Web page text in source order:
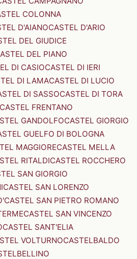
COLONNA
D'AIANOCASTEL D'ARIO
DEL GIUDICE
DEL PIANO
DI CASIOCASTEL DI IERI
DI LAMACASTEL DI LUCIO
DI SASSOCASTEL DI TORA
CASTEL FRENTANO
GANDOLFOCASTEL GIORGIO
GUELFO DI BOLOGNA
MAGGIORECASTEL MELLA
RITALDICASTEL ROCCHERO
SAN GIORGIO
CASTEL SAN LORENZO
CASTEL SAN PIETRO ROMANO
CASTEL SAN VINCENZO
CASTEL SANT'ELIA
VOLTURNOCASTELBALDO